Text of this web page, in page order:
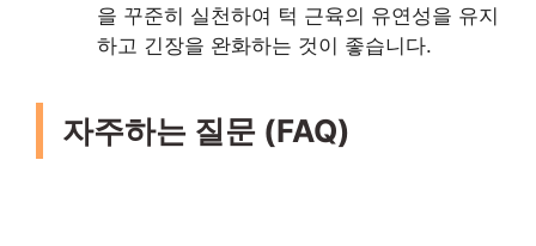
을 꾸준히 실천하여 턱 근육의 유연성을 유지
하고 긴장을 완화하는 것이 좋습니다.
자주하는 질문 (FAQ)